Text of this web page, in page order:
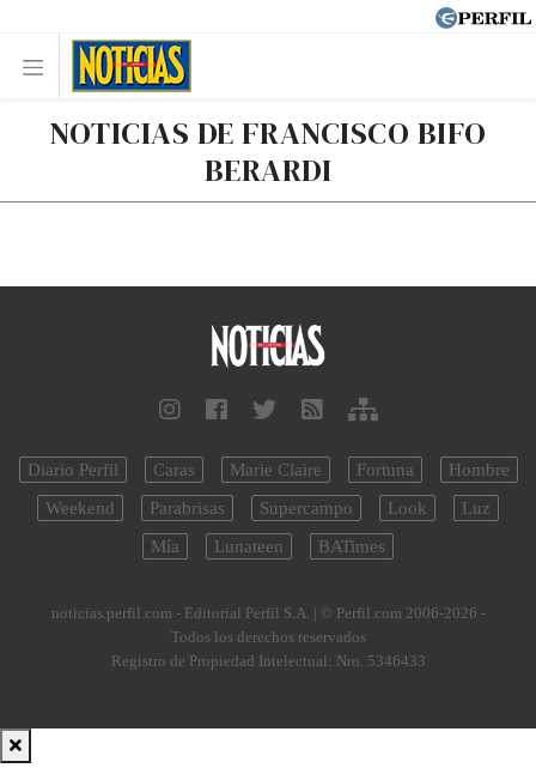
NOTICIAS DE FRANCISCO BIFO
BERARDI
Diario Perfil Caras Marie Claire Fortuna
Hombre
Weekend
Parabrisas Supercampo Look
Luz
Mía
Lunateen BATimes
noticias.perfil.com - Editorial Perfil S.A. | © Perfil.com 2006-2026 -
Todos los derechos reservados
Registro de Propiedad Intelectual: Nro. 5346433